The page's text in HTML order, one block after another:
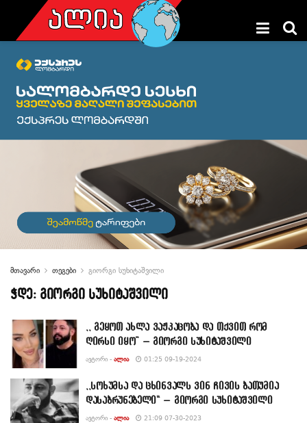
მთავარი თეგები გიორგი სუხიტაშვილი
ჭდე: გიორგი სუხიტაშვილი
,, გეყოთ ახლა ვაჟკაცობა და თქვით რომ
ღირსი იყო” – გიორგი სუხიტაშვილი
ᲐᲕᲢᲝᲠᲘ - ᲐᲚᲘᲐ 01:25 09-19-2024
,,სოხუმსა და ცხინვალს ვინ ჩივის ბათუმია
დასაბრუნებელი“ – გიორგი სუხიტაშვილი
ᲐᲕᲢᲝᲠᲘ - ᲐᲚᲘᲐ 21:09 07-30-2023